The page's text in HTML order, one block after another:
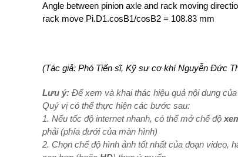
Angle between pinion axle and rack moving
rack move Pi.D1.cosB1/cosB2 = 108.83 mm
(Tác giả: Phó Tiến sĩ, Kỹ sư cơ khí Nguyễn Đức
Lưu ý: Để xem và khai thác hiệu quả nội dung
Quý vị có thể thực hiện các bước sau:
1. Nếu tốc độ internet nhanh, có thể mở chế độ
phải (phía dưới của màn hình)
2. Chọn chế độ hình ảnh tốt nhất của đoạn video,